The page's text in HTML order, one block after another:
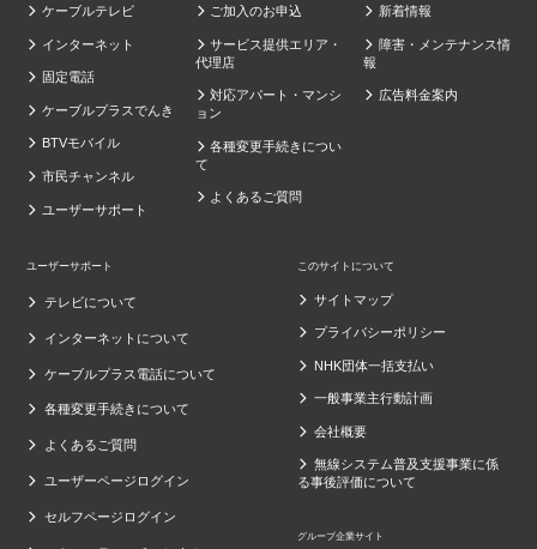
ケーブルテレビ
インターネット
固定電話
ケーブルプラスでんき
BTVモバイル
市民チャンネル
ユーザーサポート
ご加入のお申込
サービス提供エリア・
代理店
対応アパート・マンシ
ョン
各種変更手続きについ
て
よくあるご質問
新着情報
障害・メンテナンス情
報
広告料金案内
ユーザーサポート
テレビについて
インターネットについて
ケーブルプラス電話について
各種変更手続きについて
よくあるご質問
ユーザーページログイン
セルフページログイン
このサイトについて
サイトマップ
プライバシーポリシー
NHK団体一括支払い
一般事業主行動計画
会社概要
無線システム普及支援事業に係
る事後評価について
グループ企業サイト